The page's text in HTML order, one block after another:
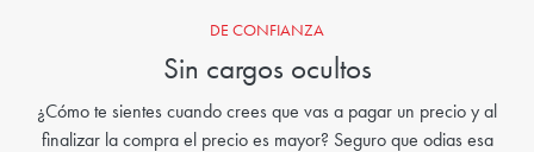
DE CONFIANZA
Sin cargos ocultos
¿Cómo te sientes cuando crees que vas a pagar un precio y al
finalizar la compra el precio es mayor? Seguro que odias esa